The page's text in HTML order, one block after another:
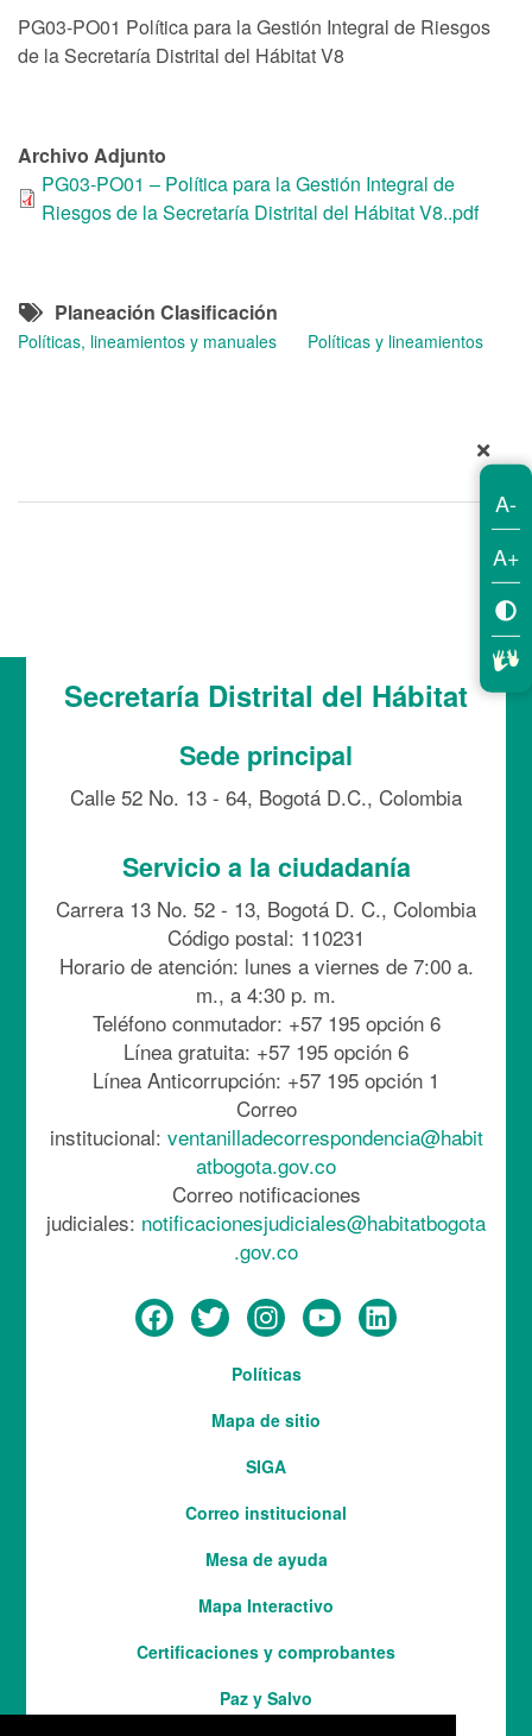
PG03-PO01 Política para la Gestión Integral de Riesgos
de la Secretaría Distrital del Hábitat V8
Archivo Adjunto
PG03-PO01 – Política para la Gestión Integral de
Riesgos de la Secretaría Distrital del Hábitat V8..pdf
Planeación Clasificación
Políticas, lineamientos y manuales Políticas y lineamientos
Secretaría Distrital del Hábitat
Sede principal
Calle 52 No. 13 - 64, Bogotá D.C., Colombia
Servicio a la ciudadanía
Carrera 13 No. 52 - 13, Bogotá D. C., Colombia
Código postal: 110231
Horario de atención: lunes a viernes de 7:00 a.
m., a 4:30 p. m.
Teléfono conmutador: +57 195 opción 6
Línea gratuita: +57 195 opción 6
Línea Anticorrupción: +57 195 opción 1
Correo
institucional: ventanilladecorrespondencia@habit
atbogota.gov.co
Correo notificaciones
judiciales: notificacionesjudiciales@habitatbogota
.gov.co
Políticas
Mapa de sitio
SIGA
Correo institucional
Mesa de ayuda
Mapa Interactivo
ServicesCertificaciones y comprobantes
Paz y Salvo
A-
A+